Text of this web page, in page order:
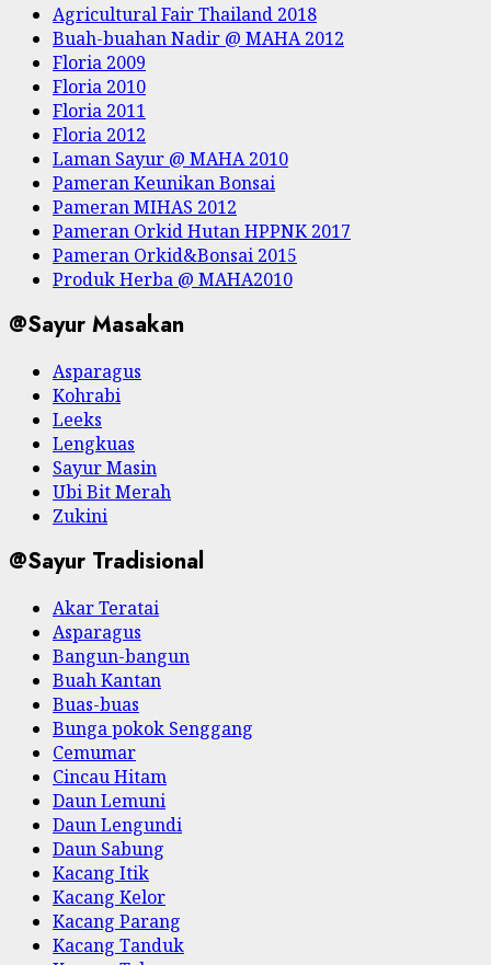
Agricultural Fair Thailand 2018
Buah-buahan Nadir @ MAHA 2012
Floria 2009
Floria 2010
Floria 2011
Floria 2012
Laman Sayur @ MAHA 2010
Pameran Keunikan Bonsai
Pameran MIHAS 2012
Pameran Orkid Hutan HPPNK 2017
Pameran Orkid&Bonsai 2015
Produk Herba @ MAHA2010
@Sayur Masakan
Asparagus
Kohrabi
Leeks
Lengkuas
Sayur Masin
Ubi Bit Merah
Zukini
@Sayur Tradisional
Akar Teratai
Asparagus
Bangun-bangun
Buah Kantan
Buas-buas
Bunga pokok Senggang
Cemumar
Cincau Hitam
Daun Lemuni
Daun Lengundi
Daun Sabung
Kacang Itik
Kacang Kelor
Kacang Parang
Kacang Tanduk